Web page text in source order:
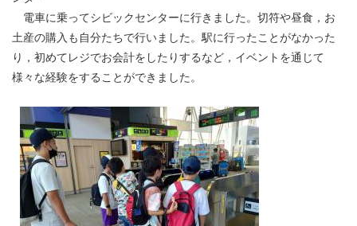
電車に乗ってシビックセンターに行きました。切符や昼食，お
土産の購入も自分たちで行いました。駅に行ったことがなかった
り，初めてレジでお会計をしたりするなど，イベントを通じて
様々な経験をすることができました。